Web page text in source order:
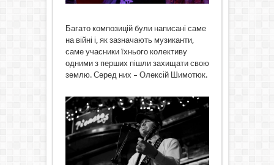
Багато композицій були написані саме
на війні і, як зазначають музиканти,
саме учасники їхнього колективу
одними з перших пішли захищати свою
землю. Серед них – Олексій Шимотюк.